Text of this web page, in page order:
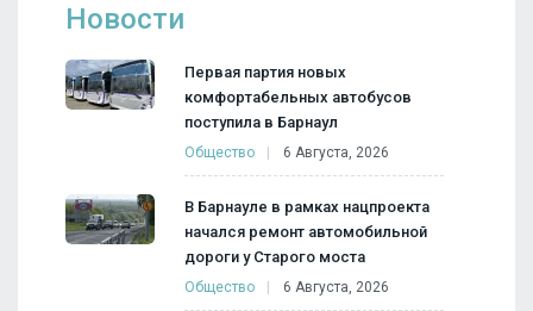
Новости
Первая партия новых
комфортабельных автобусов
поступила в Барнаул
Общество 6 Августа, 2026
В Барнауле в рамках нацпроекта
начался ремонт автомобильной
дороги у Старого моста
Общество 6 Августа, 2026